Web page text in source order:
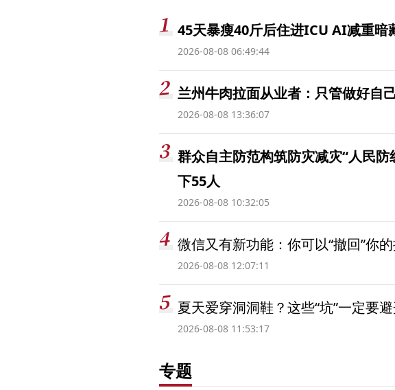
45天暴瘦40斤后住进ICU AI减重暗
2026-08-08 06:49:44
兰州牛肉拉面从业者：只管做好自
2026-08-08 13:36:07
群众自主防范构筑防灾减灾“人民
下55人
2026-08-08 10:32:05
微信又有新功能：你可以“撤回”你的
2026-08-08 12:07:11
夏天爱穿洞洞鞋？这些“坑”一定要避
2026-08-08 11:53:17
专题